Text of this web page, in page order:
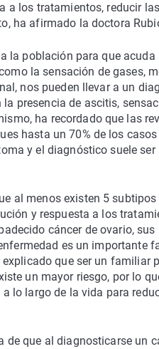
a los tratamientos, reducir
ha afirmado la doctora
la población para que
la sensación de gases,
nos pueden llevar a un
presencia de ascitis,
ha recordado que las
hasta un 70% de los
y el diagnóstico suele
al menos existen 5
y respuesta a los
cáncer de ovario,
es un importante
que ser un familiar
un mayor riesgo, por lo
lo largo de la vida para
que al diagnosticarse un